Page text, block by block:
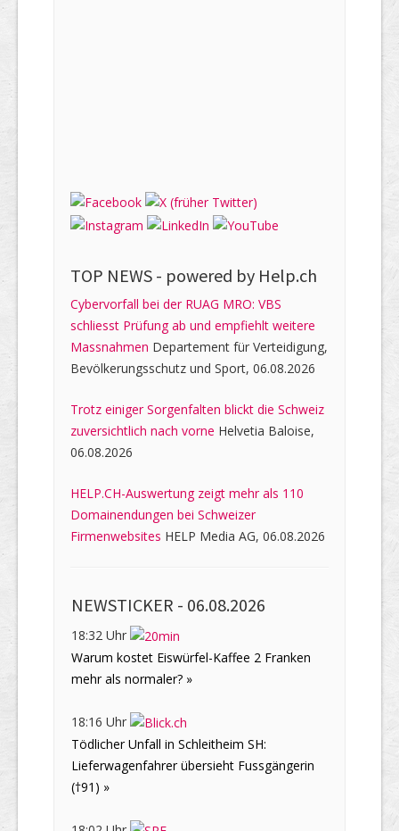
TOP NEWS - powered by Help.ch
Cybervorfall bei der RUAG MRO: VBS
schliesst Prüfung ab und empfiehlt weitere
Massnahmen Departement für Verteidigung,
Bevölkerungsschutz und Sport, 06.08.2026
Trotz einiger Sorgenfalten blickt die Schweiz
zuversichtlich nach vorne Helvetia Baloise,
06.08.2026
HELP.CH-Auswertung zeigt mehr als 110
Domainendungen bei Schweizer
Firmenwebsites HELP Media AG, 06.08.2026
NEWSTICKER - 06.08.2026
18:32 Uhr
Warum kostet Eiswürfel-Kaffee 2 Franken
mehr als normaler? »
18:16 Uhr
Tödlicher Unfall in Schleitheim SH:
Lieferwagenfahrer übersieht Fussgängerin
(†91) »